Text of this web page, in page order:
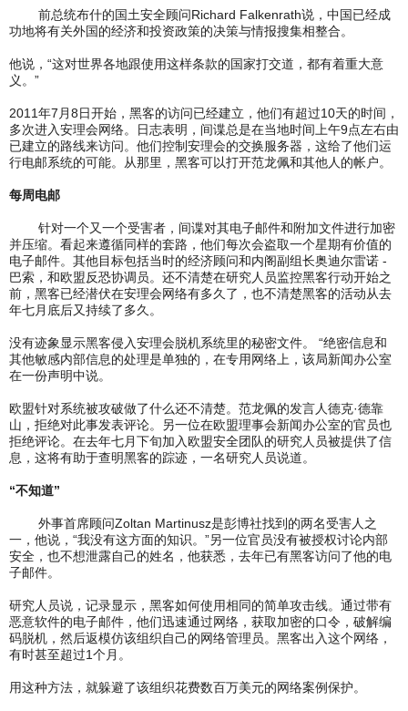
前总统布什的国土安全顾问Richard Falkenrath说，中国已经成
功地将有关外国的经济和投资政策的决策与情报搜集相整合。
他说，“这对世界各地跟使用这样条款的国家打交道，都有着重大意
义。”
2011年7月8日开始，黑客的访问已经建立，他们有超过10天的时间，
多次进入安理会网络。日志表明，间谍总是在当地时间上午9点左右由
已建立的路线来访问。他们控制安理会的交换服务器，这给了他们运
行电邮系统的可能。从那里，黑客可以打开范龙佩和其他人的帐户。
每周电邮
针对一个又一个受害者，间谍对其电子邮件和附加文件进行加密
并压缩。看起来遵循同样的套路，他们每次会盗取一个星期有价值的
电子邮件。其他目标包括当时的经济顾问和内阁副组长奥迪尔雷诺 -
巴索，和欧盟反恐协调员。还不清楚在研究人员监控黑客行动开始之
前，黑客已经潜伏在安理会网络有多久了，也不清楚黑客的活动从去
年七月底后又持续了多久。
没有迹象显示黑客侵入安理会脱机系统里的秘密文件。 “绝密信息和
其他敏感内部信息的处理是单独的，在专用网络上，该局新闻办公室
在一份声明中说。
欧盟针对系统被攻破做了什么还不清楚。范龙佩的发言人德克·德靠
山，拒绝对此事发表评论。另一位在欧盟理事会新闻办公室的官员也
拒绝评论。在去年七月下旬加入欧盟安全团队的研究人员被提供了信
息，这将有助于查明黑客的踪迹，一名研究人员说道。
“不知道”
外事首席顾问Zoltan Martinusz是彭博社找到的两名受害人之
一，他说，“我没有这方面的知识。”另一位官员没有被授权讨论内部
安全，也不想泄露自己的姓名，他获悉，去年已有黑客访问了他的电
子邮件。
研究人员说，记录显示，黑客如何使用相同的简单攻击线。通过带有
恶意软件的电子邮件，他们迅速通过网络，获取加密的口令，破解编
码脱机，然后返模仿该组织自己的网络管理员。黑客出入这个网络，
有时甚至超过1个月。
用这种方法，就躲避了该组织花费数百万美元的网络案例保护。